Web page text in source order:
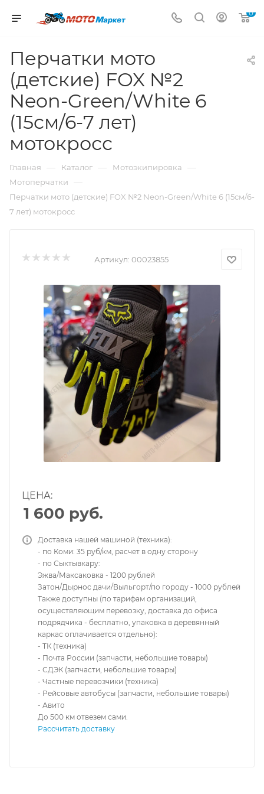
0
Перчатки мото
(детские) FOX №2
Neon-Green/White 6
(15cм/6-7 лет)
мотокросс
Главная — Каталог — Мотоэкипировка —
Мотоперчатки —
Перчатки мото (детские) FOX №2 Neon-Green/White 6 (15cм/6-
7 лет) мотокросс
Артикул: 00023855
ЦЕНА:
1 600 руб.
Доставка нашей машиной (техника):
- по Коми: 35 руб/км, расчет в одну сторону
- по Сыктывкару:
Эжва/Максаковка - 1200 рублей
Затон/Дырнос дачи/Выльгорт/по городу - 1000 рублей
Также доступны (по тарифам организаций,
осуществляющим перевозку, доставка до офиса
подрядчика - бесплатно, упаковка в деревянный
каркас оплачивается отдельно):
- ТК (техника)
- Почта России (запчасти, небольшие товары)
- СДЭК (запчасти, небольшие товары)
- Частные перевозчики (техника)
- Рейсовые автобусы (запчасти, небольшие товары)
- Авито
До 500 км отвезем сами.
Рассчитать доставку